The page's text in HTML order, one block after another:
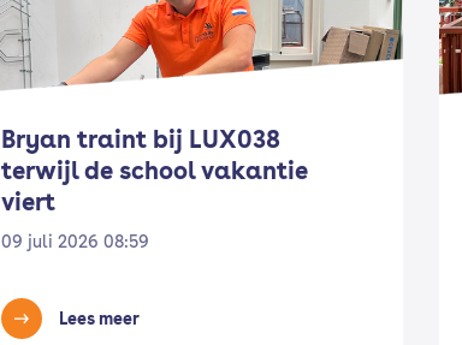
Bryan traint bij LUX038
terwijl de school vakantie
viert
09 juli 2026 08:59
Lees meer